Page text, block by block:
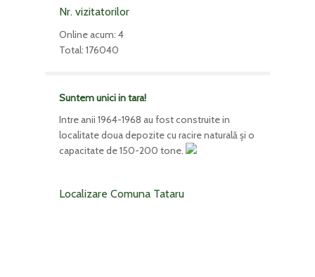
Nr. vizitatorilor
Online acum: 4
Total: 176040
Suntem unici in tara!
Intre anii 1964-1968 au fost construite in
localitate doua depozite cu racire naturală şi o
capacitate de 150-200 tone.
Localizare Comuna Tataru